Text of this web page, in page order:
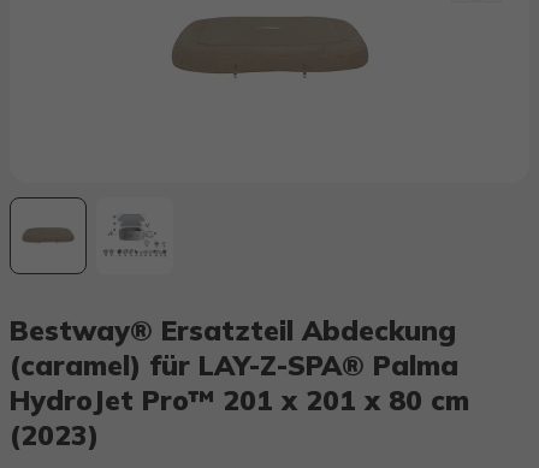
Bestway® Ersatzteil Abdeckung
(caramel) für LAY-Z-SPA® Palma
HydroJet Pro™ 201 x 201 x 80 cm
(2023)